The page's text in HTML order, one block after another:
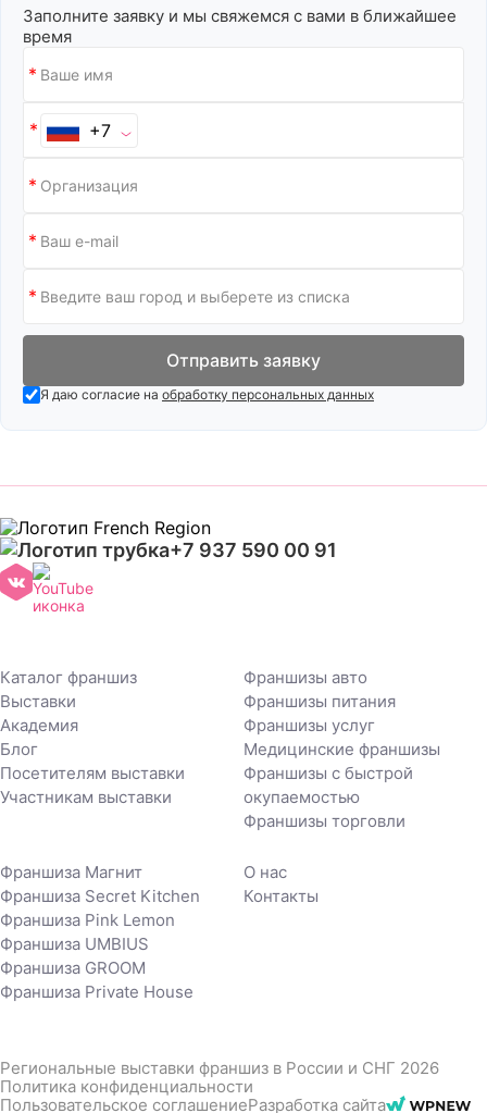
Заполните заявку и мы свяжемся с вами в ближайшее
время
+7
Отправить заявку
Я даю согласие на обработку персональных данных
+7 937 590 00 91
Каталог франшиз
Выставки
Академия
Блог
Посетителям выставки
Участникам выставки
Франшизы авто
Франшизы питания
Франшизы услуг
Медицинские франшизы
Франшизы с быстрой
окупаемостью
Франшизы торговли
Франшиза Магнит
Франшиза Secret Kitchen
Франшиза Pink Lemon
Франшиза UMBIUS
Франшиза GROOM
Франшиза Private House
О нас
Контакты
Региональные выставки франшиз в России и СНГ 2026
Политика конфиденциальности
Пользовательское соглашениеРазработка сайта